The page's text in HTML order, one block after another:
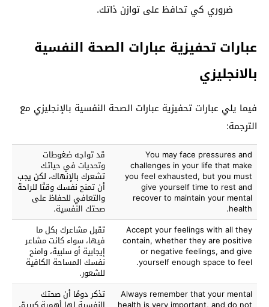
ضروري كي تحافظ على توازن ذاتك.
عبارات تحفيزية عبارات الصحة النفسية
بالانجليزي
فيما يلي عبارات تحفيزية عبارات الصحة النفسية بالإنجليزي مع
الترجمة:
You may face pressures and
challenges in your life that make
you feel exhausted, but you must
give yourself time to rest and
recover to maintain your mental
health.
قد تواجه ضغوطات
وتحديات في حياتك
تشعرك بالإنهاك، لكن يجب
أن تمنح نفسك وقتًا للراحة
والتعافي للحفاظ على
صحتك النفسية.
Accept your feelings with all they
contain, whether they are positive
or negative feelings, and give
yourself enough space to feel.
تقبل مشاعرك بكل ما
فيها، سواء كانت مشاعر
إيجابية أو سلبية، وامنح
نفسك المساحة الكافية
للشعور.
Always remember that your mental
تذكر دومًا أن صحتك